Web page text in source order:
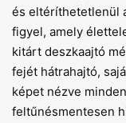
és eltéríthetetlenül
figyel, amely
kitárt deszkaajtó
fejét hátrahajtó,
képet nézve
feltűnésmentesen